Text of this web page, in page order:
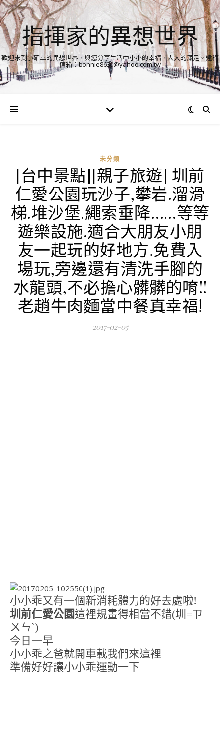
指揮家的異想世界
歡迎來到小確幸的異想世界，與您分享生活中小小的幸福，大大的滿足。邀稿
信箱：bonnie8630@yahoo.com.tw
未分類
[台中景點][親子旅遊] 圳前
仁愛公園玩沙子,攀岩.溜滑
梯.堆沙堡.繩索垂降……等等
遊樂設施.適合大朋友小朋
友一起玩的好地方.免費入
場玩,旁邊還有清洗手腳的
水龍頭,不必擔心髒髒的唷!!
老趙牛肉麵當中餐真幸福!
2017-02-05
小小乖又有一個新消耗體力的好去處啦!
圳前仁愛公園這裡規畫得相當不錯(圳=ㄗ
ㄨㄣˋ)
今日一早
小小乖之爸就開車載我們來這裡
準備好好讓小小乖運動一下